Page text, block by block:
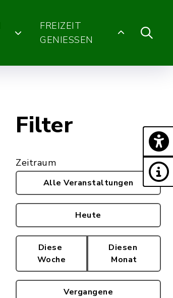
FREIZEIT
GENIESSEN
Filter
Zeitraum
Alle Veranstaltungen
Heute
Diese
Woche
Diesen
Monat
Vergangene